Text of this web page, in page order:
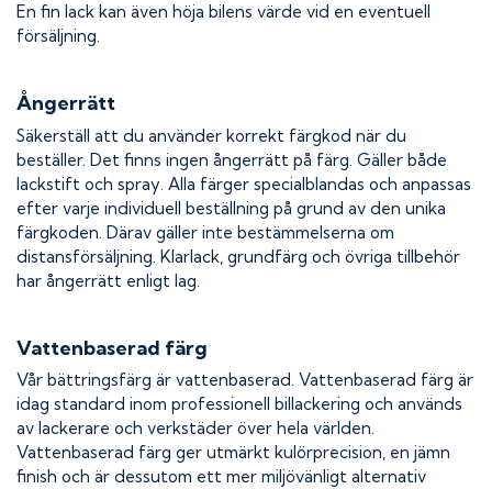
En fin lack kan även höja bilens värde vid en eventuell
försäljning.
Ångerrätt
Säkerställ att du använder korrekt färgkod när du
beställer. Det finns ingen ångerrätt på färg. Gäller både
lackstift och spray. Alla färger specialblandas och anpassas
efter varje individuell beställning på grund av den unika
färgkoden. Därav gäller inte bestämmelserna om
distansförsäljning. Klarlack, grundfärg och övriga tillbehör
har ångerrätt enligt lag.
Vattenbaserad färg
Vår bättringsfärg är vattenbaserad. Vattenbaserad färg är
idag standard inom professionell billackering och används
av lackerare och verkstäder över hela världen.
Vattenbaserad färg ger utmärkt kulörprecision, en jämn
finish och är dessutom ett mer miljövänligt alternativ